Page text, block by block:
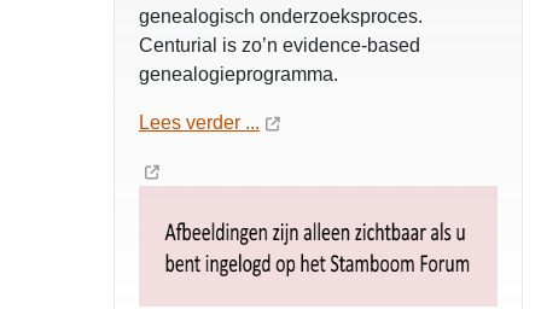
genealogisch onderzoeksproces.
Centurial is zo’n evidence-based
genealogieprogramma.
Lees verder ...